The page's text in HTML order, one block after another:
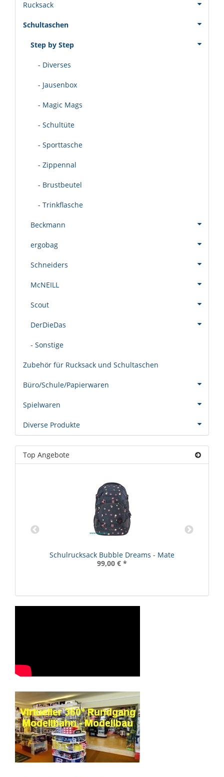
Rucksack
Schultaschen
Step by Step
- Diverses
- Jausenbox
- Magic Mags
- Schultüte
- Sporttasche
- Zippennal
- Brustbeutel
- Trinkflasche
Beckmann
ergobag
Schneiders
McNEILL
Scout
DerDieDas
- Sonstige
Zubehör für Rucksack und Schultaschen
Büro/Schule/Papierwaren
Spielwaren
Diverse Produkte
Top Angebote
Schulrucksack Bubble Dreams - Mate
99,00 € *